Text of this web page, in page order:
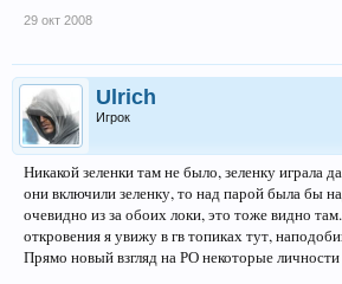
29 окт 2008
Ulrich
Игрок
Никакой зеленки там не было, зеленку играла
они включили зеленку, то над парой была бы
очевидно из за обоих локи, это тоже видно
откровения я увижу в гв топиках тут,
Прямо новый взгляд на РО некоторые